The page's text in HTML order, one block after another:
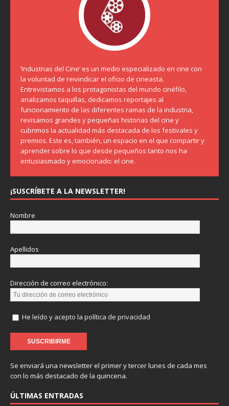
‘Industrias del Cine’ es un medio especializado en cine con
la voluntad de reivindicar el oficio de cineasta.
Entrevistamos a los protagonistas del mundo cinéfilo,
analizamos taquillas, dedicamos reportajes al
funcionamiento de las diferentes ramas de la industria,
revisamos grandes y pequeñas historias del cine y
cubrimos la actualidad más destacada de los festivales y
premios. Este es, también, un espacio en el que compartir y
aprender sobre lo que desde pequeños tanto nos ha
entusiasmado y emocionado: el cine.
¡SUSCRÍBETE A LA NEWSLETTER!
Nombre
Apellidos
Dirección de correo electrónico:
He leído y acepto la política de privacidad
Se enviará una newsletter el primer y tercer lunes de cada mes
con lo más destacado de la quincena.
ÚLTIMAS ENTRADAS